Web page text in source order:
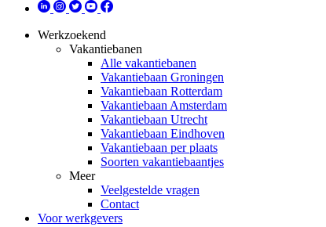
Werkzoekend
Vakantiebanen
Alle vakantiebanen
Vakantiebaan Groningen
Vakantiebaan Rotterdam
Vakantiebaan Amsterdam
Vakantiebaan Utrecht
Vakantiebaan Eindhoven
Vakantiebaan per plaats
Soorten vakantiebaantjes
Meer
Veelgestelde vragen
Contact
Voor werkgevers